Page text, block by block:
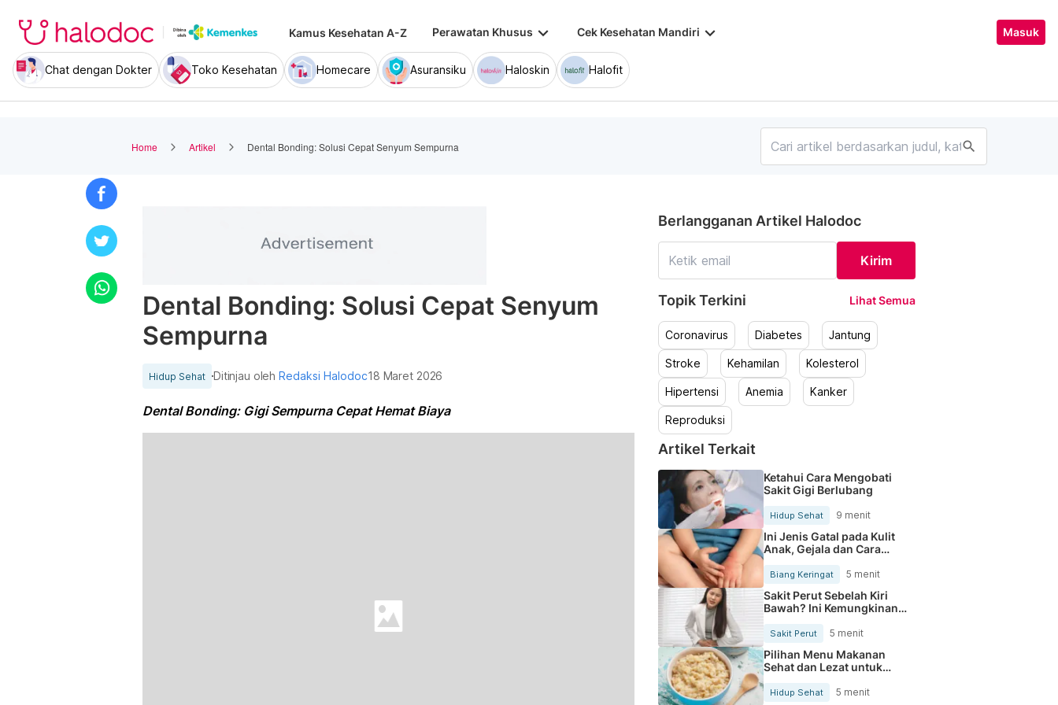
Kamus Kesehatan A-Z Perawatan Khusus keyboard_arrow_down Cek Kesehatan Mandiri keyboard_arrow_down Masuk
Chat dengan Dokter Toko Kesehatan Homecare Asuransiku Haloskin Halofit
Home Artikel Dental Bonding: Solusi Cepat Senyum Sempurna search
Dental Bonding: Solusi Cepat Senyum
Sempurna
Hidup Sehat Ditinjau olehRedaksi Halodoc18 Maret 2026
Dental Bonding: Gigi Sempurna Cepat Hemat Biaya
Berlangganan Artikel Halodoc
Kirim
Topik Terkini Lihat Semua
Coronavirus Diabetes Jantung
Stroke Kehamilan Kolesterol
Hipertensi Anemia Kanker
Reproduksi
Artikel Terkait
Ketahui Cara Mengobati
Sakit Gigi Berlubang
Hidup Sehat 9 menit
Ini Jenis Gatal pada Kulit
Anak, Gejala dan Cara
Mengobatinya
Biang Keringat 5 menit
Sakit Perut Sebelah Kiri
Bawah? Ini Kemungkinan
Sakit Perut 5 menit
Pilihan Menu Makanan
Sehat dan Lezat untuk
Mengurangi Kolesterol
Hidup Sehat 5 menit